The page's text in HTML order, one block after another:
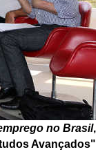
no Brasil,
Avançados"